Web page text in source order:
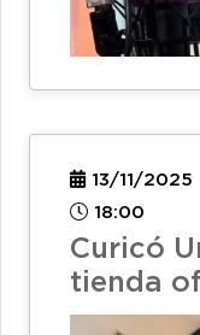
13/11/2025
18:00
Curicó
tienda